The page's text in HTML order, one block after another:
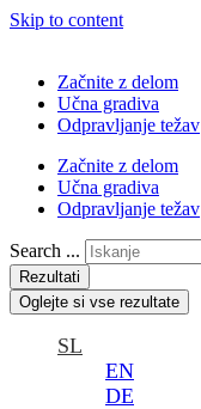
Skip to content
Začnite z delom
Učna gradiva
Odpravljanje težav
Začnite z delom
Učna gradiva
Odpravljanje težav
Search ...
Rezultati
Oglejte si vse rezultate
SL
EN
DE